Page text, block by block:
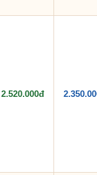
2.520.000đ